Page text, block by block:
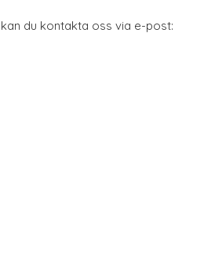
du kontakta oss via e-post: